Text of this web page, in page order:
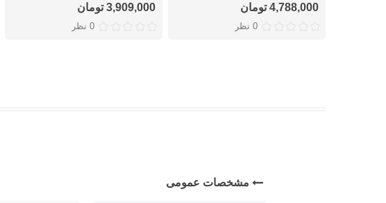
4,788,000 تومان
0 نظر
3,909,000 تومان
0 نظر
مشخصات عمومی